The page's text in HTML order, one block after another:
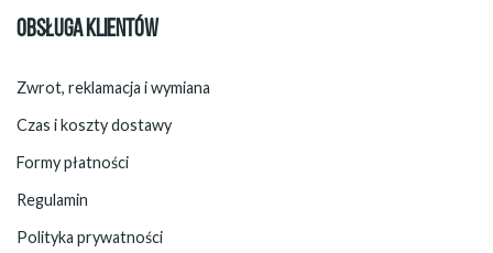
OBSŁUGA KLIENTÓW
Zwrot, reklamacja i wymiana
Czas i koszty dostawy
Formy płatności
Regulamin
Polityka prywatności